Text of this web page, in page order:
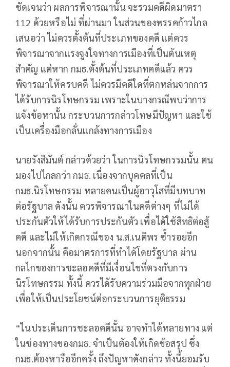
ชัดเจนว่า ผลการพิจารณานั้น จะรวมคดีผิดมาตรา
112 ด้วยหรือไม่ ที่ผ่านมา ในส่วนของพรรคก้าวไกล
เสนอว่า ไม่ควรตั้งต้นที่ประเภทของคดี แต่ควร
พิจารณาจากแรงจูงใจทางการเมืองที่เป็นต้นเหตุ
สำคัญ แต่หาก กมธ.ตั้งต้นที่ประเภทคดีแล้ว ควร
พิจารณาให้ครบคดี ไม่ควรมีคดีใดที่ตกหล่นจากการ
ได้รับการนิรโทษกรรม เพราะในบางกรณีพบว่าการ
แจ้งข้อหานั้น กระบวนการกล่าวโทษมีปัญหา และใช้
เป็นเครื่องมือกลั่นแกล้งทางการเมือง
นายรังสิมันต์ กล่าวด้วยว่า ในการนิรโทษกรรมนั้น ตน
มองไปไกลกว่า กมธ. เนื่องจากบุคคลที่เป็น
กมธ.นิรโทษกรรม หลายคนเป็นผู้อาวุโสที่มีบทบาท
ต่อรัฐบาล ดังนั้น ควรพิจารณาในคดีต่างๆ ที่ไม่ได้
ประกันตัวให้ได้รับการประกันตัว เพื่อได้ใช้สิทธิต่อสู้
คดี และไม่ให้เกิดกรณีของ น.ส.เนติพร ซ้ำรอยอีก
นอกจากนั้น คือมาตรการที่ทำได้โดยรัฐบาล ผ่าน
กลไกของการชะลอคดีที่มีเงื่อนไขที่ตรงกับการ
นิรโทษกรรม ทั้งนี้ ควรได้รับความร่วมมือจากทุกฝ่าย
เพื่อให้เป็นประโยชน์ต่อกระบวนการยุติธรรม
“ในประเด็นการชะลอคดีนั้น อาจทำได้หลายทาง แต่
ในช่องทางของกมธ. จำเป็นต้องให้เกิดข้อสรุป ซึ่ง
กมธ.ต้องหารืออีกครั้ง ถึงปัญหาดังกล่าว ทั้งนี้ยอมรับ